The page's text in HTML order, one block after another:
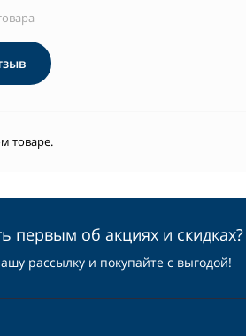
товаре.
первым об акциях и скидках?
рассылку и покупайте с выгодой!